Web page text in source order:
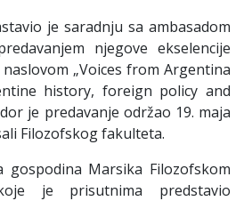
je saradnju sa ambasadom
njegove ekselencije
„Voices from Argentina
history, foreign policy and
je predavanje održao 19. maja
Filozofskog fakulteta.
Marsika Filozofskom
je prisutnima predstavio